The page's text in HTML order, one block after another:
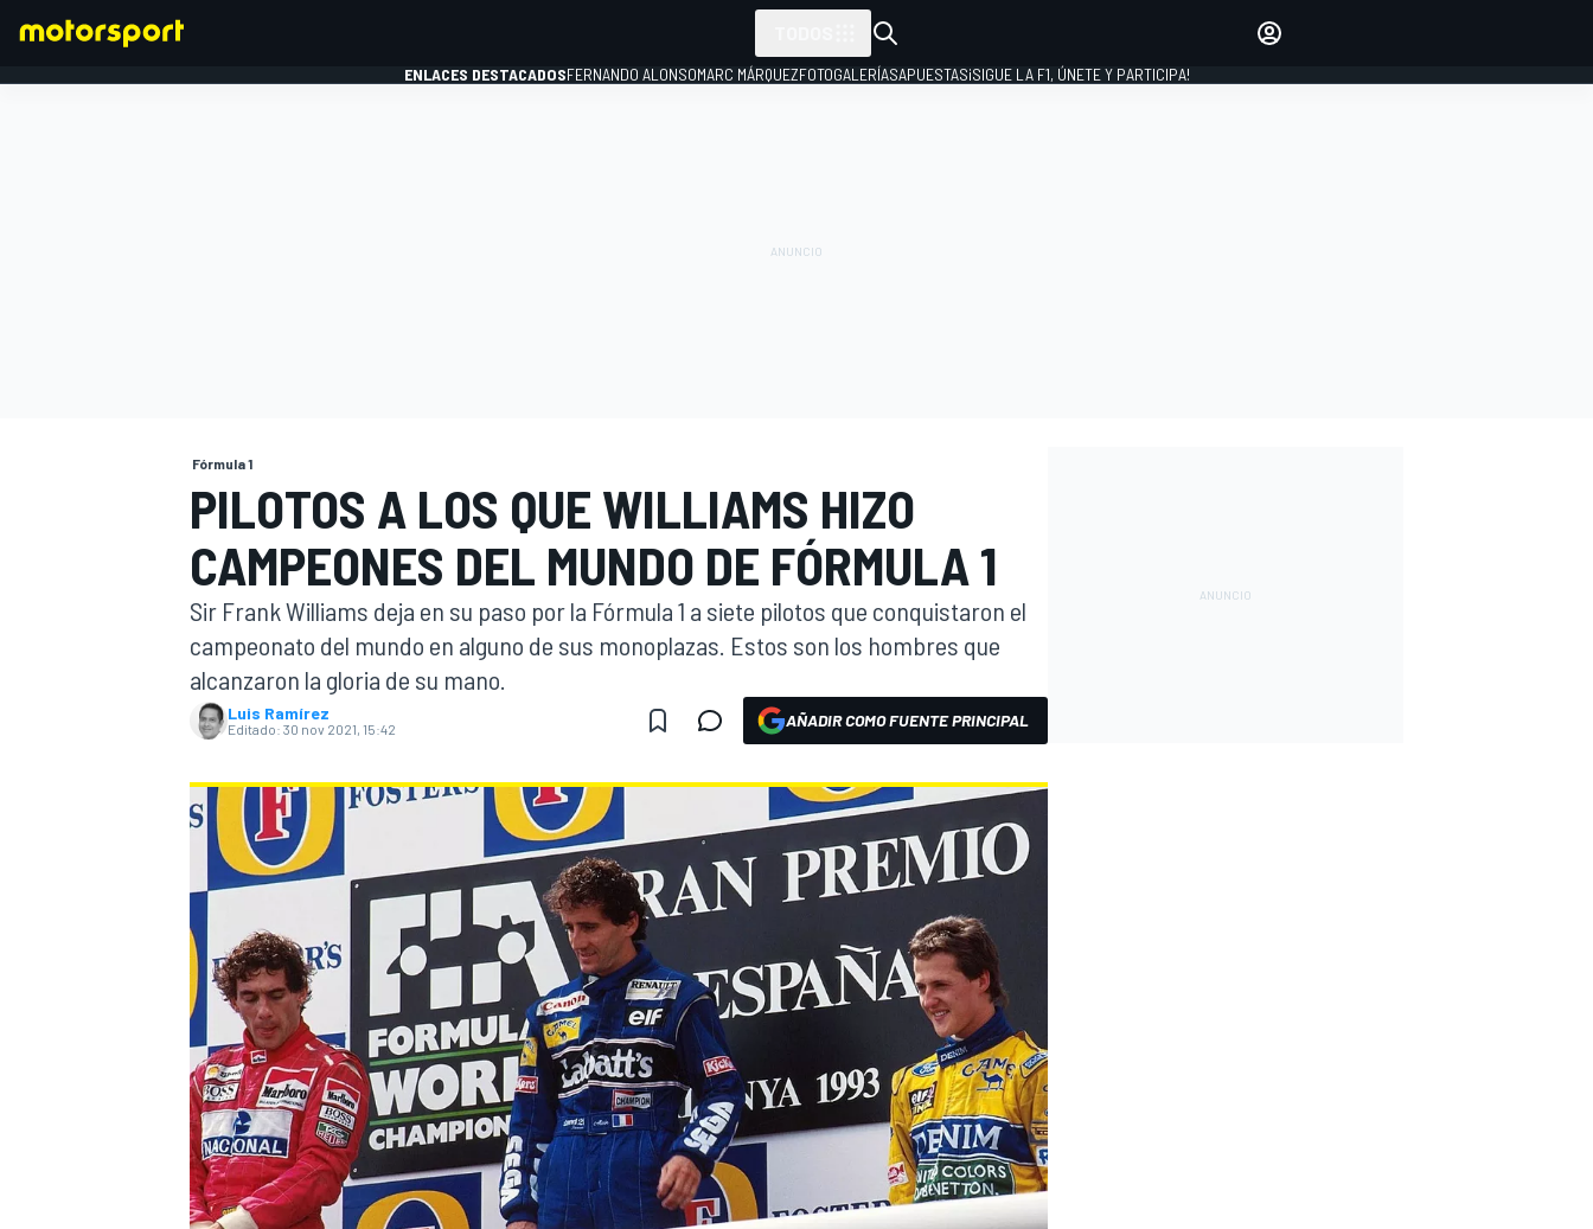
WEC FÓRMULA E
ENLACES DESTACADOSFERNANDO ALONSOMARC MÁRQUEZFOTOGALERÍASAPUESTAS¡SIGUE LA F1, ÚNETE Y PARTICIPA!
Fórmula 1
PILOTOS A LOS QUE WILLIAMS HIZO
CAMPEONES DEL MUNDO DE FÓRMULA 1
Sir Frank Williams deja en su paso por la Fórmula 1 a siete pilotos que conquistaron el
campeonato del mundo en alguno de sus monoplazas. Estos son los hombres que
alcanzaron la gloria de su mano.
Luis Ramírez
Editado: 30 nov 2021, 15:42 AÑADIR COMO FUENTE PRINCIPAL